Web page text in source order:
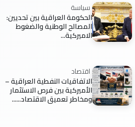
سياسة
الحكومة العراقية بين تحديين:
المصالح الوطنية والضغوط
الاميركية...
اقتصاد
الاتفاقيات النفطية العراقية –
الأميركية بين فرص الاستثمار
ومخاطر تعميق الاقتصاد......